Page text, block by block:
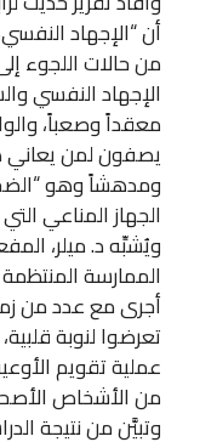
من حالات اللجوء
الإجهاد النفسي
معقداً وصعباً،
يصفون لمن يعاني
ومدهشاً وهو
الجهاز المناعي
ويُشبِّه د. ميلر،
الممارسة المنتظمة
تعرضوا لنوبة
عملية تقويم
من الأشخاص
وتبيَّن من نتيجة